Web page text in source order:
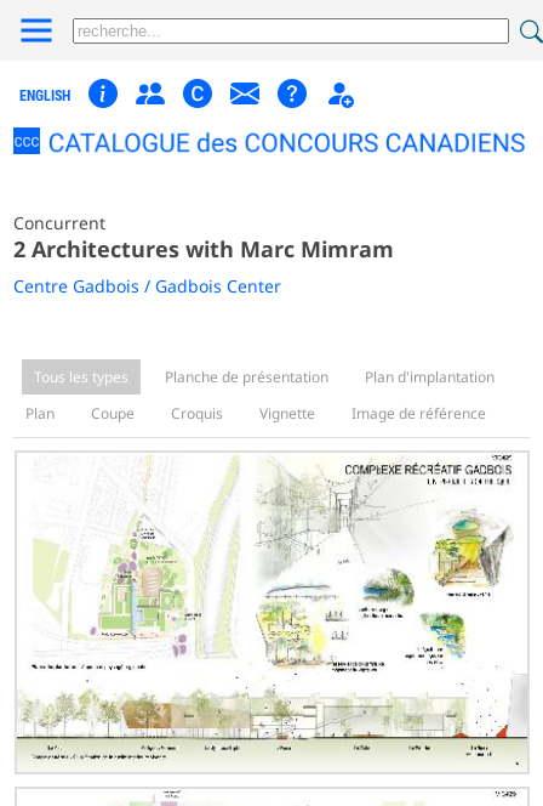
ENGLISH
Concurrent
2 Architectures with Marc Mimram
Centre Gadbois / Gadbois Center
Tous les types Planche de présentation
Plan d'implantation
Plan
Coupe Croquis Vignette Image de référence